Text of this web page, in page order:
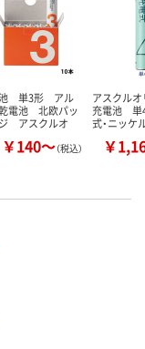
カ
単3形 アル
電池 北欧パッ
アスクルオ
￥140～（税込）
アスクル
充電池
式・ニッケ
￥